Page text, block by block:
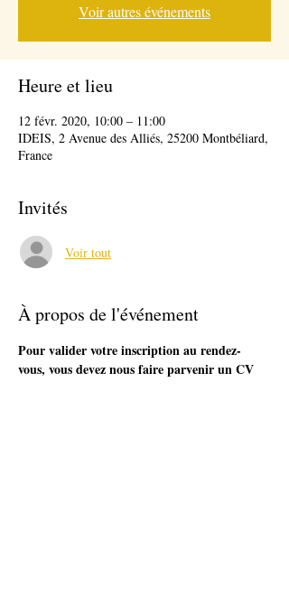
Voir autres événements
Heure et lieu
12 févr. 2020, 10:00 – 11:00
IDEIS, 2 Avenue des Alliés, 25200 Montbéliard,
France
Invités
Voir tout
À propos de l'événement
Pour valider votre inscription au rendez-
vous, vous devez nous faire parvenir un CV